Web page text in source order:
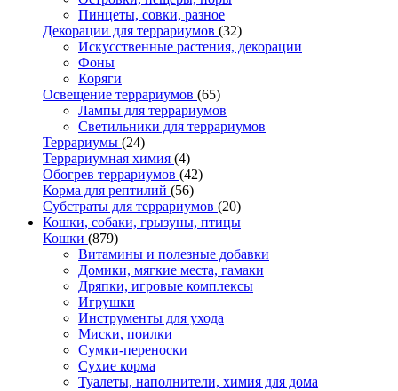
Пинцеты, совки, разное
Декорации для террариумов (32)
Искусственные растения, декорации
Фоны
Коряги
Освещение террариумов (65)
Лампы для террариумов
Светильники для террариумов
Террариумы (24)
Террариумная химия (4)
Обогрев террариумов (42)
Корма для рептилий (56)
Субстраты для террариумов (20)
Кошки, собаки, грызуны, птицы
Кошки (879)
Витамины и полезные добавки
Домики, мягкие места, гамаки
Дряпки, игровые комплексы
Игрушки
Инструменты для ухода
Миски, поилки
Сумки-переноски
Сухие корма
Туалеты, наполнители, химия для дома